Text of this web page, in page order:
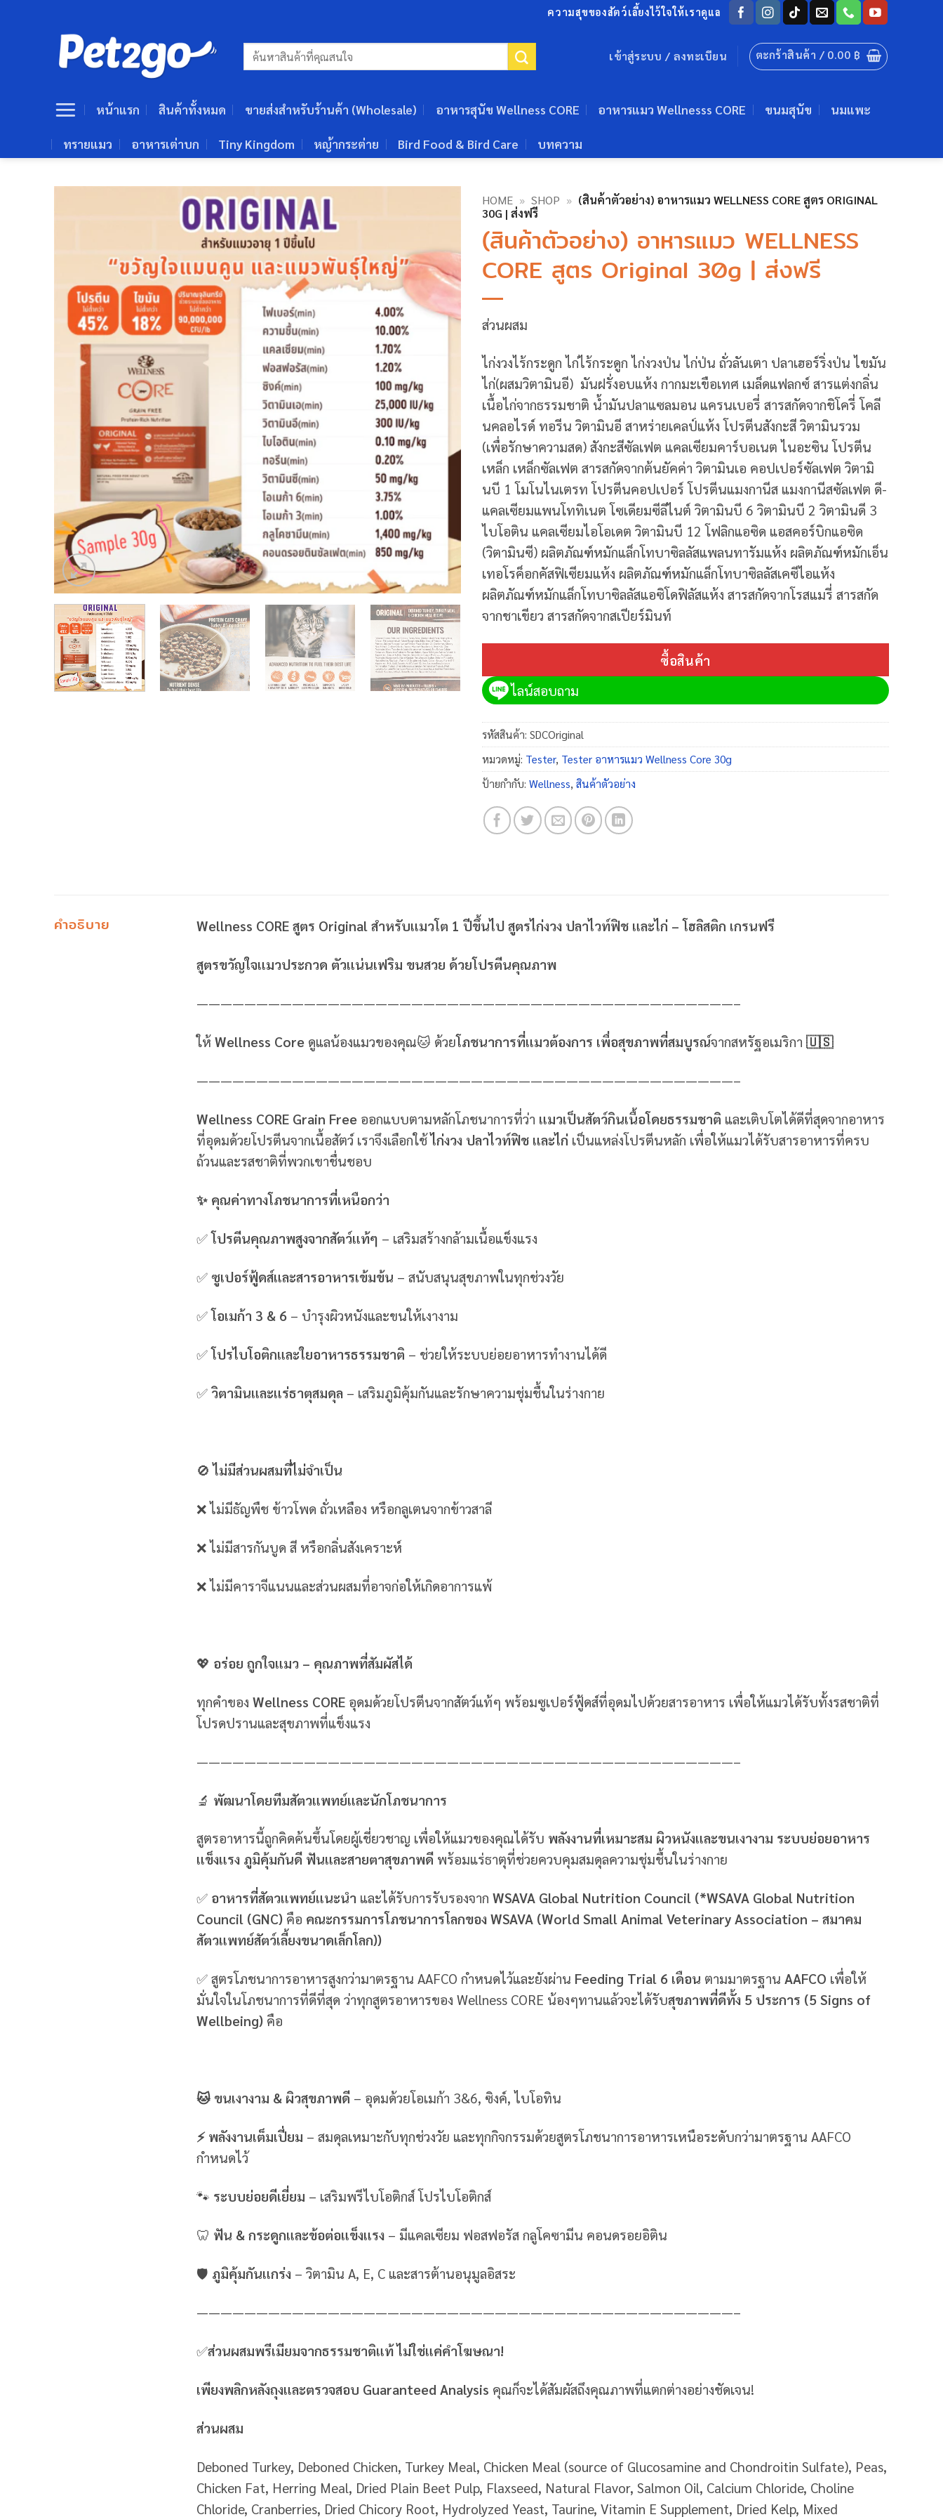
ความสุขของสัตว์เลี้ยงไว้ใจให้เราดูแล
ค้นหา: เข้าสู่ระบบ / ลงทะเบียน ตะกร้าสินค้า / 0.00 ฿
หน้าแรก สินค้าทั้งหมด ขายส่งสำหรับร้านค้า (Wholesale) อาหารสุนัข Wellness CORE อาหารแมว Wellnesss CORE ขนมสุนัข นมแพะ
ทรายแมว อาหารเต่าบก Tiny Kingdom หญ้ากระต่าย Bird Food & Bird Care บทความ
HOME » SHOP » (สินค้าตัวอย่าง) อาหารแมว WELLNESS CORE สูตร ORIGINAL
30G | ส่งฟรี
(สินค้าตัวอย่าง) อาหารแมว WELLNESS
CORE สูตร Original 30g | ส่งฟรี
ส่วนผสม
ไก่งวงไร้กระดูก ไก่ไร้กระดูก ไก่งวงป่น ไก่ป่น ถั่วลันเตา ปลาเฮอร์ริ่งป่น ไขมัน
ไก่(ผสมวิตามินอี) มันฝรั่งอบแห้ง กากมะเขือเทศ เมล็ดแฟลกซ์ สารแต่งกลิ่น
เนื้อไก่จากธรรมชาติ น้ำมันปลาแซลมอน แครนเบอรี่ สารสกัดจากชิโครี่ โคลี
นคลอไรด์ ทอรีน วิตามินอี สาหร่ายเคลป์แห้ง โปรตีนสังกะสี วิตามินรวม
(เพื่อรักษาความสด) สังกะสีซัลเฟต แคลเซียมคาร์บอเนต ไนอะซิน โปรตีน
เหล็ก เหล็กซัลเฟต สารสกัดจากต้นยัคค่า วิตามินเอ คอปเปอร์ซัลเฟต วิตามิ
นบี 1 โมโนไนเตรท โปรตีนคอปเปอร์ โปรตีนแมงกานีส แมงกานีสซัลเฟต ดี-
แคลเซียมแพนโททิเนต โซเดียมซีลีไนต์ วิตามินบี 6 วิตามินบี 2 วิตามินดี 3
ไบโอติน แคลเซียมไอโอเดต วิตามินบี 12 โฟลิกแอซิด แอสคอร์บิกแอซิด
(วิตามินซี) ผลิตภัณฑ์หมักแล็กโทบาซิลลัสแพลนทารัมแห้ง ผลิตภัณฑ์หมักเอ็น
เทอโรค็อกคัสฟิเซียมแห้ง ผลิตภัณฑ์หมักแล็กโทบาซิลลัสเคซีไอแห้ง
ผลิตภัณฑ์หมักแล็กโทบาซิลลัสแอซิโดฟิลัสแห้ง สารสกัดจากโรสแมรี่ สารสกัด
จากชาเขียว สารสกัดจากสเปียร์มินท์
ซื้อสินค้า
ไลน์สอบถาม
รหัสสินค้า: SDCOriginal
หมวดหมู่: Tester, Tester อาหารแมว Wellness Core 30g
ป้ายกำกับ: Wellness, สินค้าตัวอย่าง
คำอธิบาย Wellness CORE สูตร Original สำหรับแมวโต 1 ปีขึ้นไป สูตรไก่งวง ปลาไวท์ฟิช และไก่ – โฮลิสติก เกรนฟรี
สูตรขวัญใจแมวประกวด ตัวแน่นเฟริม ขนสวย ด้วยโปรตีนคุณภาพ
—————————————————————————————————————————————–
ให้Wellness Core ดูแลน้องแมวของคุณ🐱 ด้วยโภชนาการที่แมวต้องการ เพื่อสุขภาพที่สมบูรณ์จากสหรัฐอเมริกา🇺🇸
—————————————————————————————————————————————–
Wellness CORE Grain Free ออกแบบตามหลักโภชนาการที่ว่า แมวเป็นสัตว์กินเนื้อโดยธรรมชาติ และเติบโตได้ดีที่สุดจากอาหาร
ที่อุดมด้วยโปรตีนจากเนื้อสัตว์ เราจึงเลือกใช้ไก่งวง ปลาไวท์ฟิช และไก่ เป็นแหล่งโปรตีนหลัก เพื่อให้แมวได้รับสารอาหารที่ครบ
ถ้วนและรสชาติที่พวกเขาชื่นชอบ
✨ คุณค่าทางโภชนาการที่เหนือกว่า
✅โปรตีนคุณภาพสูงจากสัตว์แท้ๆ – เสริมสร้างกล้ามเนื้อแข็งแรง
✅ซูเปอร์ฟู้ดส์และสารอาหารเข้มข้น – สนับสนุนสุขภาพในทุกช่วงวัย
✅โอเมก้า 3 & 6 – บำรุงผิวหนังและขนให้เงางาม
✅โปรไบโอติกและใยอาหารธรรมชาติ – ช่วยให้ระบบย่อยอาหารทำงานได้ดี
✅วิตามินและแร่ธาตุสมดุล – เสริมภูมิคุ้มกันและรักษาความชุ่มชื้นในร่างกาย
🚫 ไม่มีส่วนผสมที่ไม่จำเป็น
❌ ไม่มีธัญพืช ข้าวโพด ถั่วเหลือง หรือกลูเตนจากข้าวสาลี
❌ ไม่มีสารกันบูด สี หรือกลิ่นสังเคราะห์
❌ ไม่มีคาราจีแนนและส่วนผสมที่อาจก่อให้เกิดอาการแพ้
💖 อร่อย ถูกใจแมว – คุณภาพที่สัมผัสได้
ทุกคำของWellness CORE อุดมด้วยโปรตีนจากสัตว์แท้ๆ พร้อมซูเปอร์ฟู้ดส์ที่อุดมไปด้วยสารอาหาร เพื่อให้แมวได้รับทั้งรสชาติที่
โปรดปรานและสุขภาพที่แข็งแรง
—————————————————————————————————————————————–
🔬 พัฒนาโดยทีมสัตวแพทย์และนักโภชนาการ
สูตรอาหารนี้ถูกคิดค้นขึ้นโดยผู้เชี่ยวชาญ เพื่อให้แมวของคุณได้รับ พลังงานที่เหมาะสม ผิวหนังและขนเงางาม ระบบย่อยอาหาร
แข็งแรง ภูมิคุ้มกันดี ฟันและสายตาสุขภาพดี พร้อมแร่ธาตุที่ช่วยควบคุมสมดุลความชุ่มชื้นในร่างกาย
✅ อาหารที่สัตวแพทย์แนะนำ และได้รับการรับรองจากWSAVA Global Nutrition Council (*WSAVA Global Nutrition
Council (GNC) คือ คณะกรรมการโภชนาการโลกของ WSAVA (World Small Animal Veterinary Association – สมาคม
สัตวแพทย์สัตว์เลี้ยงขนาดเล็กโลก))
✅ สูตรโภชนาการอาหารสูงกว่ามาตรฐาน AAFCO กำหนดไว้และยังผ่าน Feeding Trial 6 เดือน ตามมาตรฐานAAFCO เพื่อให้
มั่นใจในโภชนาการที่ดีที่สุด ว่าทุกสูตรอาหารของ Wellness CORE น้องๆทานแล้วจะได้รับสุขภาพที่ดีทั้ง 5 ประการ (5 Signs of
Wellbeing) คือ
🐱 ขนเงางาม & ผิวสุขภาพดี – อุดมด้วยโอเมก้า 3&6, ซิงค์, ไบโอทิน
⚡ พลังงานเต็มเปี่ยม – สมดุลเหมาะกับทุกช่วงวัย และทุกกิจกรรมด้วยสูตรโภชนาการอาหารเหนือระดับกว่ามาตรฐาน AAFCO
กำหนดไว้
🐾 ระบบย่อยดีเยี่ยม – เสริมพรีไบโอติกส์ โปรไบโอติกส์
🦷 ฟัน & กระดูกและข้อต่อแข็งแรง – มีแคลเซียม ฟอสฟอรัส กลูโคซามีน คอนดรอยอิติน
🛡 ภูมิคุ้มกันแกร่ง – วิตามิน A, E, C และสารต้านอนุมูลอิสระ
—————————————————————————————————————————————–
✅ส่วนผสมพรีเมียมจากธรรมชาติแท้ ไม่ใช่แค่คำโฆษณา!
เพียงพลิกหลังถุงและตรวจสอบ Guaranteed Analysis คุณก็จะได้สัมผัสถึงคุณภาพที่แตกต่างอย่างชัดเจน!
ส่วนผสม
Deboned Turkey, Deboned Chicken, Turkey Meal, Chicken Meal (source of Glucosamine and Chondroitin Sulfate), Peas,
Chicken Fat, Herring Meal, Dried Plain Beet Pulp, Flaxseed, Natural Flavor, Salmon Oil, Calcium Chloride, Choline
Chloride, Cranberries, Dried Chicory Root, Hydrolyzed Yeast, Taurine, Vitamin E Supplement, Dried Kelp, Mixed